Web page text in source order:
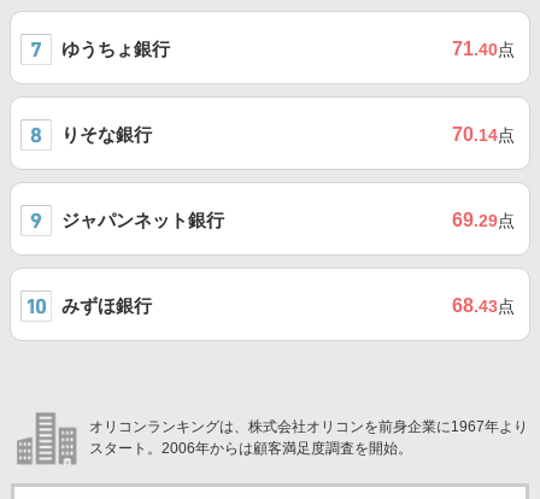
ゆうちょ銀行 71.40点
りそな銀行 70.14点
ジャパンネット銀行 69.29点
みずほ銀行 68.43点
オリコンランキングは、株式会社オリコンを前身企業に1967年より
スタート。2006年からは顧客満足度調査を開始。